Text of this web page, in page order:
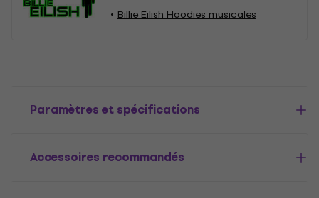
Billie Eilish Hoodies musicales
Paramètres et spécifications
Accessoires recommandés